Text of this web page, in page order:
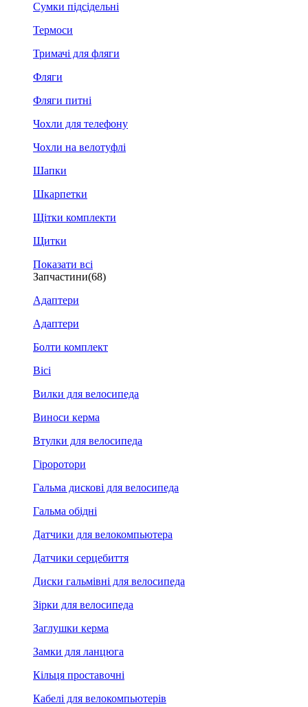
Сумки підсідельні
Термоси
Тримачі для фляги
Фляги
Фляги питні
Чохли для телефону
Чохли на велотуфлі
Шапки
Шкарпетки
Щітки комплекти
Щитки
Показати всі
Запчастини(68)
Адаптери
Адаптери
Болти комплект
Вісі
Вилки для велосипеда
Виноси керма
Втулки для велосипеда
Гіроротори
Гальма дискові для велосипеда
Гальма обідні
Датчики для велокомпьютера
Датчики серцебиття
Диски гальмівні для велосипеда
Зірки для велосипеда
Заглушки керма
Замки для ланцюга
Кільця проставочні
Кабелі для велокомпьютерів